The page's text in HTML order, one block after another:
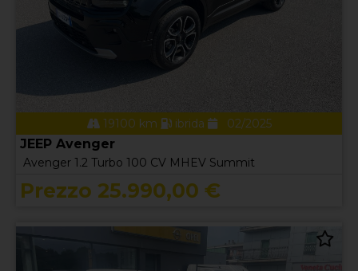
19100 km ibrida 02/2025
JEEP Avenger
Avenger 1.2 Turbo 100 CV MHEV Summit
Prezzo 25.990,00 €